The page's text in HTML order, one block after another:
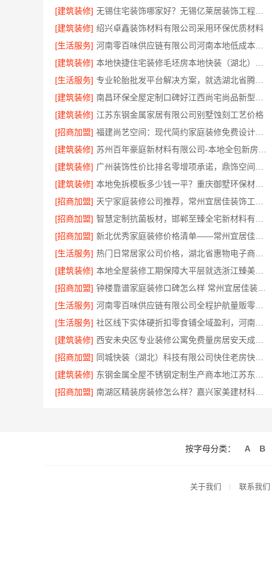
[建筑装修]
[建筑装修] 绍兴卓鑫装饰材料有限公司采用环保优质材料
[生活服务]
[建筑装修]
[生活服务]
[建筑装修]
[建筑装修] 江苏东钢金属家居有限公司别墅蚀刻工艺价格
[招商加盟]
[建筑装修]
[建筑装修]
[建筑装修]
[招商加盟]
[招商加盟]
[招商加盟]
[生活服务]
[建筑装修]
[招商加盟]
[生活服务]
[生活服务]
[建筑装修]
[招商加盟]
[建筑装修]
[招商加盟]
按字母分类： A B
关于我们 联系我们